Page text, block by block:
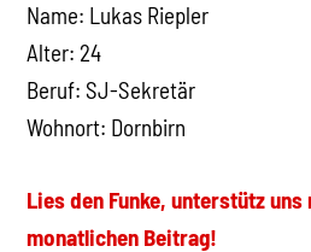
Name: Lukas Riepler
Alter: 24
Beruf: SJ-Sekretär
Wohnort: Dornbirn
Lies den Funke, unterstütz
monatlichen Beitrag!